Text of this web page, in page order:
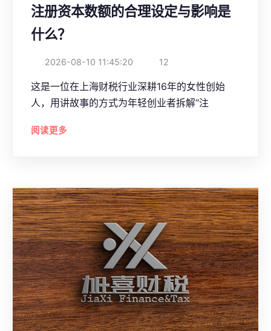
注册资本数额的合理设定与影响是
什么？
2026-08-10 11:45:20 12
这是一位在上海财税行业深耕16年的女性创始
人，用讲故事的方式为年轻创业者拆解“注
阅读更多